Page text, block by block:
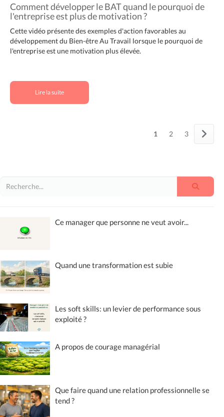
Comment développer le BAT quand le pourquoi de
l'entreprise est plus de motivation ?
Cette vidéo présente des exemples d'action favorables au
développement du Bien-être Au Travail lorsque le pourquoi de
l'entreprise est une motivation plus élevée.
Lire la suite
1 2 3
Ce manager que personne ne veut avoir...
Quand une transformation est subie
Les soft skills: un levier de performance sous
exploité ?
A propos de courage managérial
Que faire quand une relation professionnelle se
tend ?